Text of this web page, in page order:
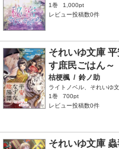
1巻
1,000pt
レビュー投稿数0件
それいゆ文庫
す庶民ごはん～
桔梗楓 / 鈴ノ助
ライトノベル、それいゆ
1巻
700pt
レビュー投稿数0件
それいゆ文庫